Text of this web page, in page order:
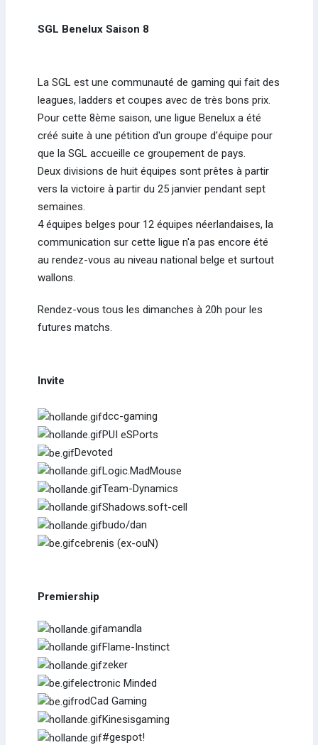
SGL Benelux Saison 8
La SGL est une communauté de gaming qui fait des
leagues, ladders et coupes avec de très bons prix.
Pour cette 8ème saison, une ligue Benelux a été
créé suite à une pétition d'un groupe d'équipe pour
que la SGL accueille ce groupement de pays.
Deux divisions de huit équipes sont prêtes à partir
vers la victoire à partir du 25 janvier pendant sept
semaines.
4 équipes belges pour 12 équipes néerlandaises, la
communication sur cette ligue n'a pas encore été
au rendez-vous au niveau national belge et surtout
wallons.
Rendez-vous tous les dimanches à 20h pour les
futures matchs.
Invite
dcc-gaming
PUI eSPorts
Devoted
Logic.MadMouse
Team-Dynamics
Shadows.soft-cell
budo/dan
cebrenis (ex-ouN)
Premiership
amandla
Flame-Instinct
zeker
electronic Minded
rodCad Gaming
Kinesisgaming
#gespot!